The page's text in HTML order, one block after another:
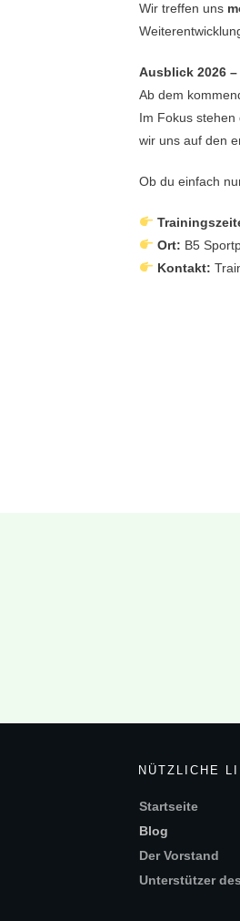
Wir treffen uns
Ausblick 2026
Ab dem
Im Fokus stehen
wir uns auf den
Ob du einfach
Ort: B5
Kontakt:
NÜTZLICHE
Startseite
Blog
Der Vorstand
Unterstützer